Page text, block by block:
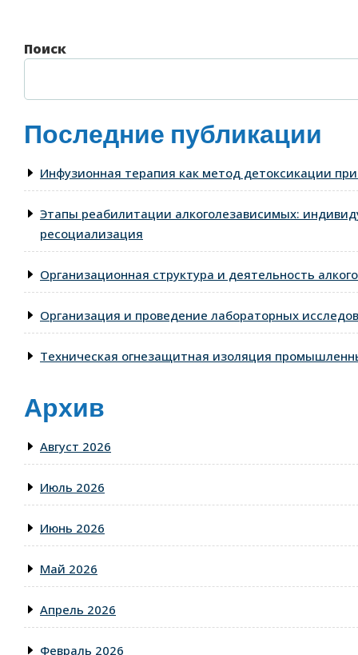
Поиск
Последние публикации
Инфузионная терапия как метод детоксикации
Этапы реабилитации алкоголезависимых:
ресоциализация
Организационная структура и деятельность
Организация и проведение лабораторных
Техническая огнезащитная изоляция
Архив
Август 2026
Июль 2026
Июнь 2026
Май 2026
Апрель 2026
Февраль 2026